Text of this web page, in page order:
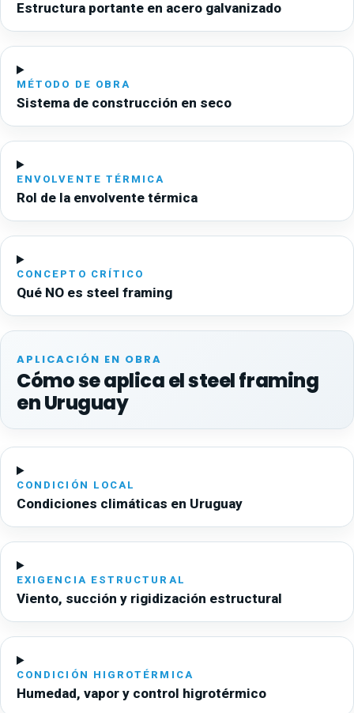
Estructura portante en acero galvanizado
MÉTODO DE OBRA
Sistema de construcción en seco
ENVOLVENTE TÉRMICA
Rol de la envolvente térmica
CONCEPTO CRÍTICO
Qué NO es steel framing
APLICACIÓN EN OBRA
Cómo se aplica el steel framing
en Uruguay
CONDICIÓN LOCAL
Condiciones climáticas en Uruguay
EXIGENCIA ESTRUCTURAL
Viento, succión y rigidización estructural
CONDICIÓN HIGROTÉRMICA
Humedad, vapor y control higrotérmico